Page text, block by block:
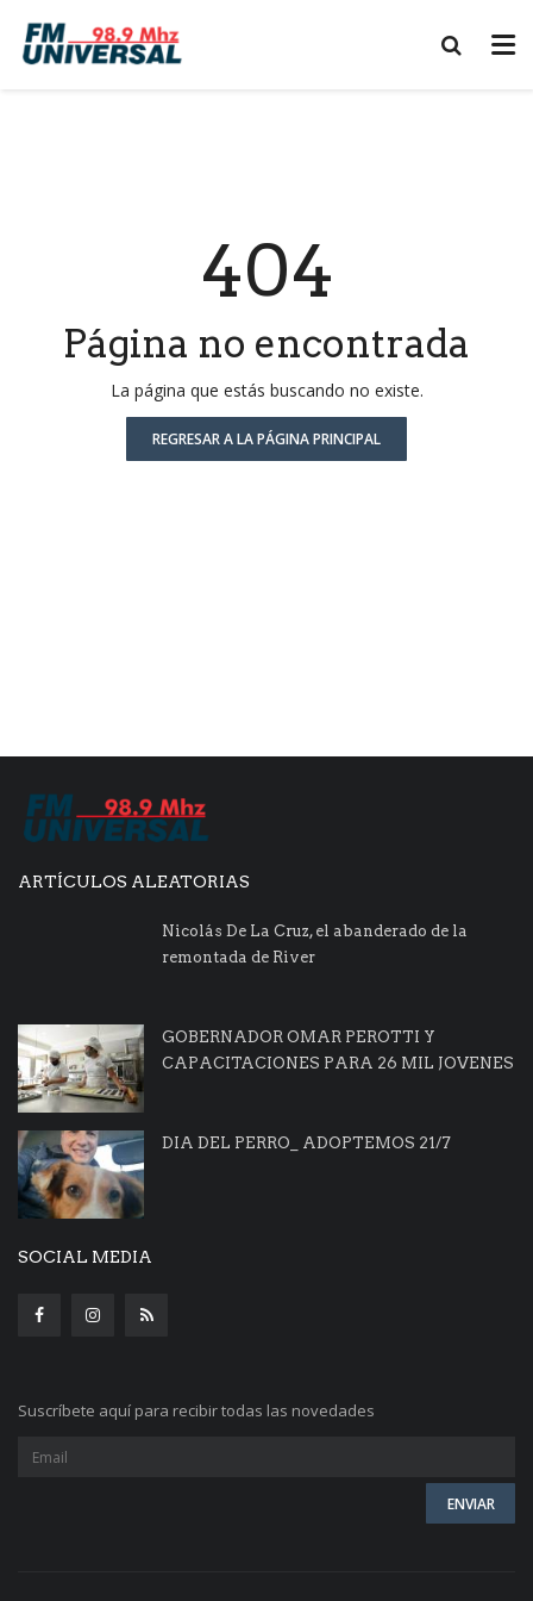
404
Página no encontrada
La página que estás buscando no existe.
REGRESAR A LA PÁGINA PRINCIPAL
ARTÍCULOS ALEATORIAS
Nicolás De La Cruz, el abanderado de la
remontada de River
GOBERNADOR OMAR PEROTTI Y
CAPACITACIONES PARA 26 MIL JOVENES
DIA DEL PERRO_ ADOPTEMOS 21/7
SOCIAL MEDIA
Suscríbete aquí para recibir todas las novedades